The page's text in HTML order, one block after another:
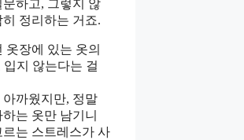
하고, 그렇지 않
정리하는 거죠.
옷장에 있는 옷의
입지 않는다는 걸
까웠지만, 정말
는 옷만 남기니
는 스트레스가 사